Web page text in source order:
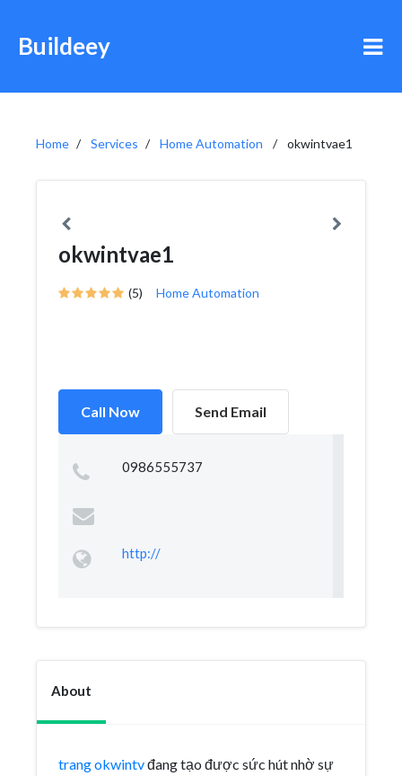
Buildeey
Home Services Home Automation okwintvae1
okwintvae1
(5) Home Automation
Call Now Send Email
0986555737
http://
About
trang okwintvđang tạo được sức hút nhờ sự